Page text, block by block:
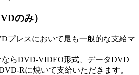
のみ）
プレスにおいて最も一般的な支給マ
らDVD-VIDEO形式、データDVD
Rに焼いて支給いただきます。